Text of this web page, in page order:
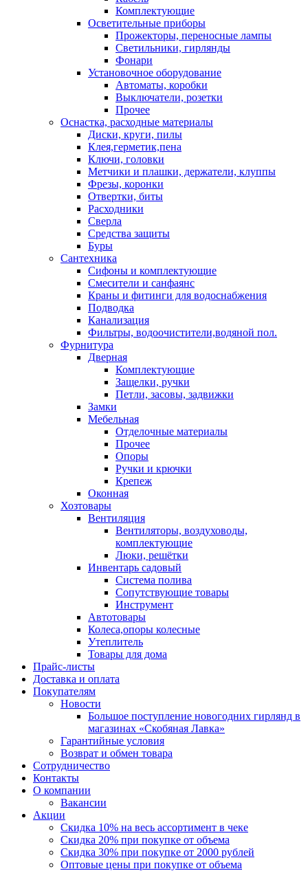
Комплектующие
Осветительные приборы
Прожекторы, переносные лампы
Светильники, гирлянды
Фонари
Установочное оборудование
Автоматы, коробки
Выключатели, розетки
Прочее
Оснастка, расходные материалы
Диски, круги, пилы
Клея,герметик,пена
Ключи, головки
Метчики и плашки, держатели, клуппы
Фрезы, коронки
Отвертки, биты
Расходники
Сверла
Средства защиты
Буры
Сантехника
Сифоны и комплектующие
Смесители и санфаянс
Краны и фитинги для водоснабжения
Подводка
Канализация
Фильтры, водоочистители,водяной пол.
Фурнитура
Дверная
Комплектующие
Защелки, ручки
Петли, засовы, задвижки
Замки
Мебельная
Отделочные материалы
Прочее
Опоры
Ручки и крючки
Крепеж
Оконная
Хозтовары
Вентиляция
Вентиляторы, воздуховоды,
комплектующие
Люки, решётки
Инвентарь садовый
Система полива
Сопутствующие товары
Инструмент
Автотовары
Колеса,опоры колесные
Утеплитель
Товары для дома
Прайс-листы
Доставка и оплата
Покупателям
Новости
Большое поступление новогодних гирлянд в
магазинах «Скобяная Лавка»
Гарантийные условия
Возврат и обмен товара
Сотрудничество
Контакты
О компании
Вакансии
Акции
Скидка 10% на весь ассортимент в чеке
Скидка 20% при покупке от объема
Скидка 30% при покупке от 2000 рублей
Оптовые цены при покупке от объема